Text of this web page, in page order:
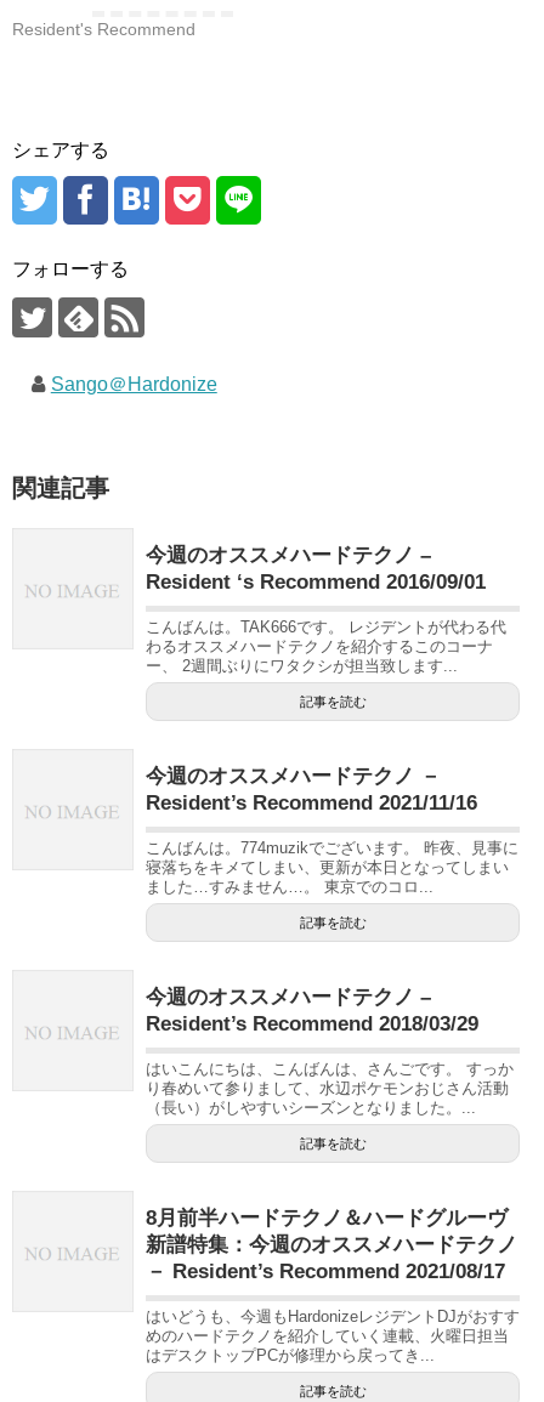
Resident's Recommend
シェアする
フォローする
Sango＠Hardonize
関連記事
今週のオススメハードテクノ –
Resident ‘s Recommend 2016/09/01
こんばんは。TAK666です。 レジデントが代わる代
わるオススメハードテクノを紹介するこのコーナ
ー、 2週間ぶりにワタクシが担当致します...
記事を読む
今週のオススメハードテクノ －
Resident’s Recommend 2021/11/16
こんばんは。774muzikでございます。 昨夜、見事に
寝落ちをキメてしまい、更新が本日となってしまい
ました…すみません…。 東京でのコロ...
記事を読む
今週のオススメハードテクノ –
Resident’s Recommend 2018/03/29
はいこんにちは、こんばんは、さんごです。 すっか
り春めいて参りまして、水辺ポケモンおじさん活動
（長い）がしやすいシーズンとなりました。...
記事を読む
8月前半ハードテクノ＆ハードグルーヴ
新譜特集：今週のオススメハードテクノ
－ Resident’s Recommend 2021/08/17
はいどうも、今週もHardonizeレジデントDJがおすす
めのハードテクノを紹介していく連載、火曜日担当
はデスクトップPCが修理から戻ってき...
記事を読む